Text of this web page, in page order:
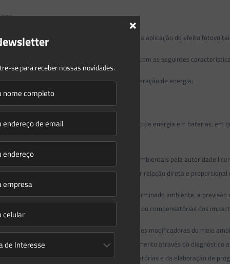
do aproveitamento da radiação solar sob a aplicação do efeito
por meio de um controlador local ou remoto, com as seguintes
viabilidade de controle variável de sua geração de energia;
ou movida à biomassa ou biogás; ou
de geração por meio de armazenamento de energia em baterias, em
B;
estabelecidas no âmbito das licenças ambientais pela autoridade
nos estudos ambientais, devendo guardar relação direta e
por objetivo a caracterização de um determinado ambiente, a
de medidas mitigadoras, potencializadoras ou compensatórias dos
decorrentes da implantação de atividades modificadoras do meio
avaliar a viabilidade ambiental do empreendimento através do diagnóstico
das medidas mitigadoras e compensatórias e da elaboração de
se para receber nossas novidades.
×